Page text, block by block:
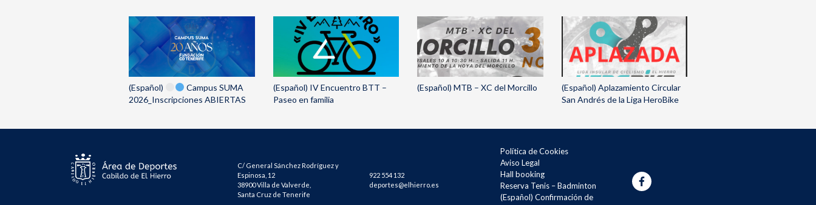
(Español)
Campus SUMA
2026_Inscripciones ABIERTAS
(Español) IV Encuentro BTT –
Paseo en familia
(Español) MTB – XC del Morcillo
(Español) Aplazamiento Circular
San Andrés de la Liga HeroBike
C/ General Sánchez Rodríguez y
Espinosa, 12
38900 Villa de Valverde,
Santa Cruz de Tenerife
922 554 132
deportes@elhierro.es
Política de Cookies
Aviso Legal
Hall booking
Reserva Tenis – Badminton
(Español) Confirmación de